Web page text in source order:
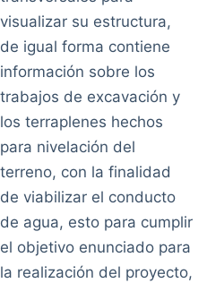
visualizar su estructura,
de igual forma contiene
información sobre los
trabajos de excavación y
los terraplenes hechos
para nivelación del
terreno, con la finalidad
de viabilizar el conducto
de agua, esto para cumplir
el objetivo enunciado para
la realización del proyecto,